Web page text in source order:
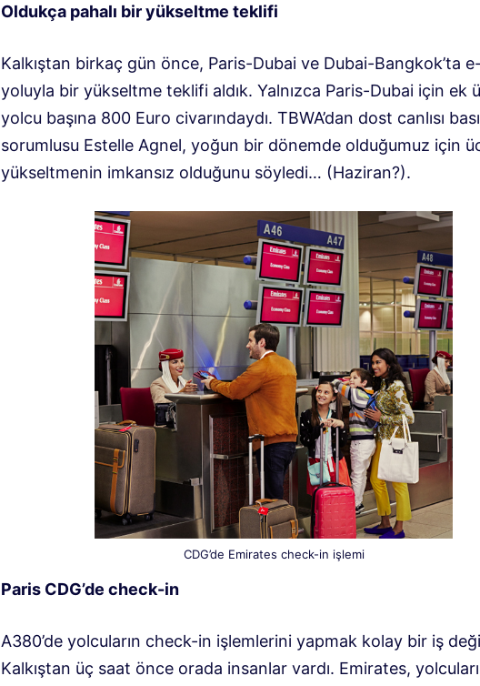
Oldukça pahalı bir yükseltme teklifi
Kalkıştan birkaç gün önce, Paris-Dubai ve Dubai-Bangkok’ta
yoluyla bir yükseltme teklifi aldık. Yalnızca Paris-Dubai için ek
yolcu başına 800 Euro civarındaydı. TBWA’dan dost canlısı
sorumlusu Estelle Agnel, yoğun bir dönemde olduğumuz için
yükseltmenin imkansız olduğunu söyledi… (Haziran?).
CDG’de Emirates check-in işlemi
Paris CDG’de check-in
A380’de yolcuların check-in işlemlerini yapmak kolay bir iş
Kalkıştan üç saat önce orada insanlar vardı. Emirates,